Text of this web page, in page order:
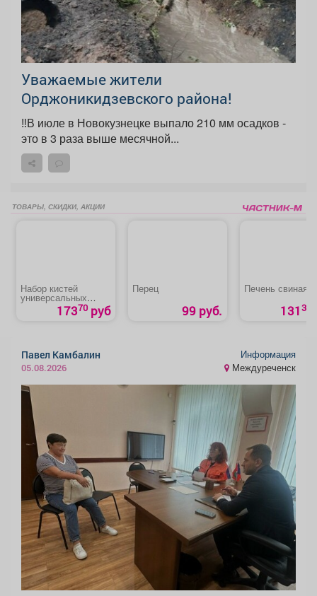
Уважаемые жители
Орджоникидзевского района!
‼️В июле в Новокузнецке выпало 210 мм осадков -
это в 3 раза выше месячной...
ТОВАРЫ, СКИДКИ, АКЦИИ
Набор кистей
универсальных
«Zolder» 17370 руб
Перец
99 руб.
Печень свиная
13130
Павел Камбалин
05.08.2026
Информация
Междуреченск